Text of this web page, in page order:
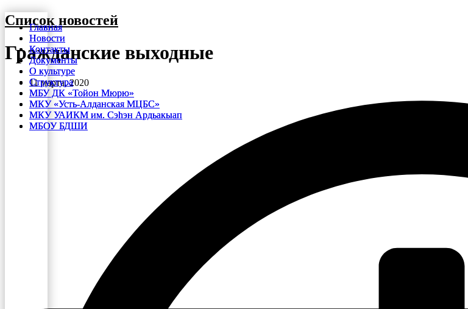
Перейти
к
содержимому
Главная
Новости
Контакты
Документы
О культуре
Структура
МБУ ДК «Тойон Мюрю»
МКУ «Усть-Алданская МЦБС»
МКУ УАИКМ им. Сэһэн Ардьакыап
МБОУ БДШИ
Главная
Новости
Контакты
Документы
О культуре
Структура
МБУ ДК «Тойон Мюрю»
МКУ «Усть-Алданская МЦБС»
МКУ УАИКМ им. Сэһэн Ардьакыап
МБОУ БДШИ
Список новостей
Гражданские выходные
11 марта, 2020